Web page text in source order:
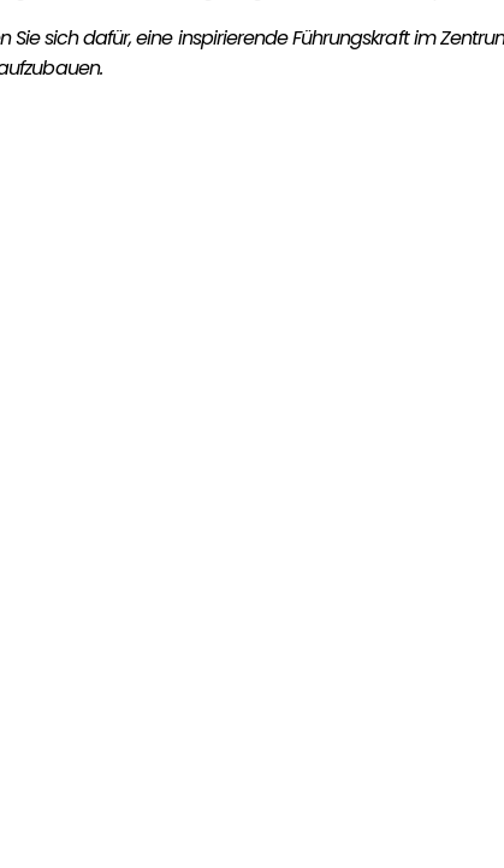
sich dafür, eine inspirierende Führungskraft im